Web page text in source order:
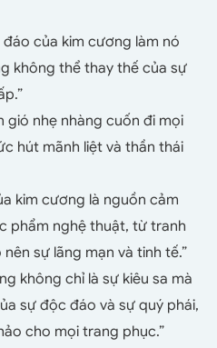
đáo của kim cương làm nó
không thể thay thế của sự
gió nhẹ nhàng cuốn đi mọi
hút mãnh liệt và thần thái
kim cương là nguồn cảm
phẩm nghệ thuật, từ tranh
sự lãng mạn và tinh tế.”
không chỉ là sự kiêu sa mà
sự độc đáo và sự quý phái,
cho mọi trang phục.”